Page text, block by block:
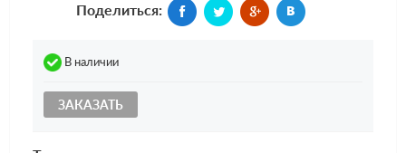
Поделиться:
В наличии
ЗАКАЗАТЬ